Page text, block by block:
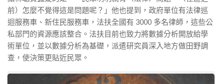
前）怎麼不覺得這是問題呢？」他也提到，政府單位有法律巡
迴服務車、新住民服務車，法扶全國有 3000 多名律師，這些公
私部門的資源應該整合。法扶目前也致力將數據分析開放給學
術單位，並以數據分析為基礎，派遣研究員深入地方做田野調
查，使決策更貼近民眾。